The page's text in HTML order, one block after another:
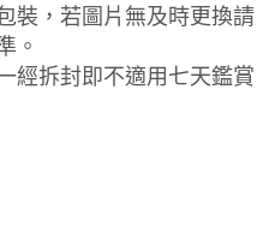
裝，若圖片無及時更換請
。
經拆封即不適用七天鑑賞